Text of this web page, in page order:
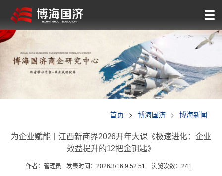
首页 > 博海国济 > 博海新闻
为企业赋能丨江西新商界2026开年大课《极速进化：企业
效益提升的12把金钥匙》
作者：管理员 发表时间：2026/3/16 9:52:51 浏览次数： 241